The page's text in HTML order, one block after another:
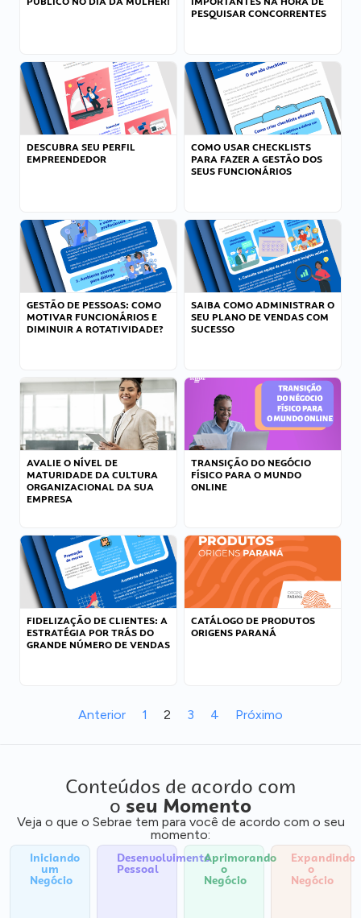
PESQUISAR CONCORRENTES
DESCUBRA SEU PERFIL
EMPREENDEDOR
COMO USAR CHECKLISTS
PARA FAZER A GESTÃO DOS
SEUS FUNCIONÁRIOS
GESTÃO DE PESSOAS: COMO
MOTIVAR FUNCIONÁRIOS E
DIMINUIR A ROTATIVIDADE?
SAIBA COMO ADMINISTRAR O
SEU PLANO DE VENDAS COM
SUCESSO
AVALIE O NÍVEL DE
MATURIDADE DA CULTURA
ORGANIZACIONAL DA SUA
EMPRESA
TRANSIÇÃO DO NEGÓCIO
FÍSICO PARA O MUNDO
ONLINE
FIDELIZAÇÃO DE CLIENTES: A
ESTRATÉGIA POR TRÁS DO
GRANDE NÚMERO DE VENDAS
CATÁLOGO DE PRODUTOS
ORIGENS PARANÁ
Anterior 1 2 3 4 Próximo
Conteúdos de acordo com
o seu Momento
Veja o que o Sebrae tem para você de acordo com o seu
momento:
Iniciando
um
Negócio
Desenvolvimento
Pessoal
Aprimorando
o
Negócio
Expandindo
o
Negócio